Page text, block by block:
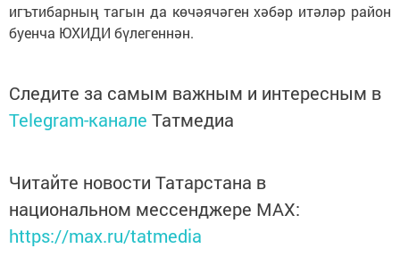
игътибарның тагын да көчәячәген хәбәр итәләр район
буенча ЮХИДИ бүлегеннән.
Следите за самым важным и интересным в
Telegram-канале Татмедиа
Читайте новости Татарстана в
национальном мессенджере MАХ:
https://max.ru/tatmedia